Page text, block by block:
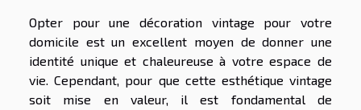
Opter pour une décoration vintage pour votre
domicile est un excellent moyen de donner une
identité unique et chaleureuse à votre espace de
vie. Cependant, pour que cette esthétique vintage
soit mise en valeur, il est fondamental de